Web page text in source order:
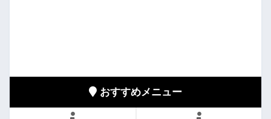
おすすめメニュー